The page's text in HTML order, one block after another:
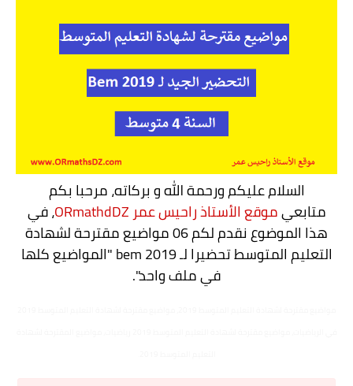
السنة 1 علمي
السنة 2 آداب
السنة 2 - الشعب العلمية
السنة 3 آداب
السنة 3 - الشعب العلمية
السنة 3 تسيير واقتصاد
السلام عليكم ورحمة الله و بركاته، مرحبا بكم
متابعيموقع الأستاذ راحيس عمر ORmathdDZ ،في
هذا الموضوع نقدم لكم 06 مواضيع مقترحة لشهادة
التعليم المتوسط تحضيرا لـ bem 2019 "المواضيع كلها
في ملف واحد".